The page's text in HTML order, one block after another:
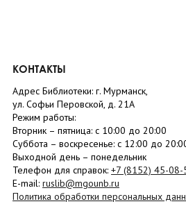
КОНТАКТЫ
Адрес Библиотеки: г. Мурманск,
ул. Софьи Перовской, д. 21А
Режим работы:
Вторник – пятница: с 10:00 до 20:00
Суббота – воскресенье: c 12:00 до
Выходной день – понедельник
Телефон для справок: +7 (8152) 45-08-
E-mail: ruslib@mgounb.ru
Политика обработки персональных